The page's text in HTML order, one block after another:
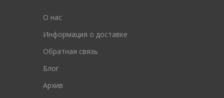
O нас
Информация о доставке
Обратная связь
Блог
Архив